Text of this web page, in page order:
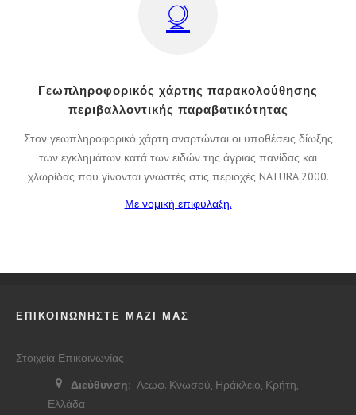
Γεωπληροφορικός χάρτης παρακολούθησης
περιβαλλοντικής παραβατικότητας
Στον γεωπληροφορικό χάρτη αναρτώνται οι υποθέσεις δίωξης
των εγκλημάτων κατά των ειδών της άγριας πανίδας και
χλωρίδας που γίνονται γνωστές στις περιοχές NATURA 2000.
Με νομική επιφύλαξη.
ΕΠΙΚΟΙΝΩΝΗΣΤΕ ΜΑΖΙ ΜΑΣ
Στοιχεία Επικοινωνίας
Διεύθυνση: Λεωφ. Κνωσού, Ηράκλειο, Κρήτη,
Ελλάδα